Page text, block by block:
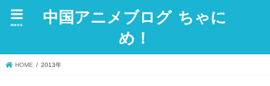
中国アニメブログ ちゃに
め！
menu
HOME 2013年